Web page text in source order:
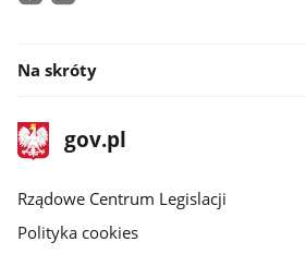
Na skróty
stopka
gov.plStrona
gov.pl
Rządowe Centrum Legislacji
Polityka cookies